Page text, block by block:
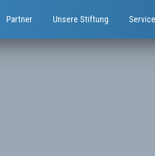
Partner Unsere Stiftung Service